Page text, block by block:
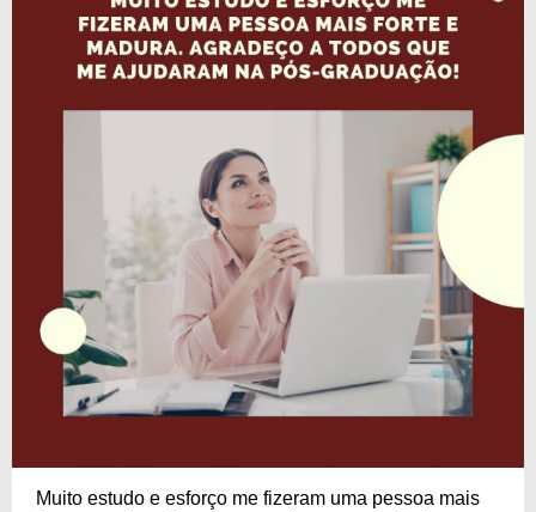
Muito estudo e esforço me fizeram uma pessoa mais